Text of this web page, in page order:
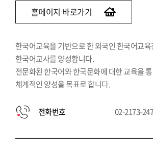
홈페이지 바로가기
한국어교육을 기반으로 한 외국인 한국어교
한국어교사를 양성합니다.
전문화된 한국어와 한국문화에 대한 교육을
체계적인 양성을 목표로 합니다.
전화번호 02-2173-